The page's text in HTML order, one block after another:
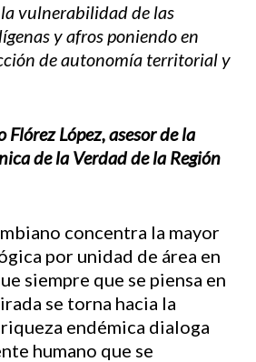
vulnerabilidad de las
y afros poniendo en
de autonomía territorial y
Flórez López, asesor de la
de la Verdad de la Región
concentra la mayor
por unidad de área en
siempre que se piensa en
se torna hacia la
endémica dialoga
humano que se